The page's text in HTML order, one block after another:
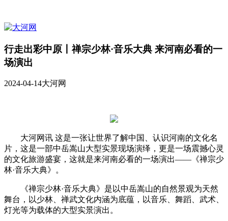
行走出彩中原丨禅宗少林·音乐大典 来河南必看的一
场演出
2024-04-14大河网
大河网讯 这是一张让世界了解中国、认识河南的文化名
片，这是一部中岳嵩山大型实景现场演绎，更是一场震撼心灵
的文化旅游盛宴，这就是来河南必看的一场演出——《禅宗少
林·音乐大典》。
《禅宗少林·音乐大典》是以中岳嵩山的自然景观为天然
舞台，以少林、禅武文化内涵为底蕴，以音乐、舞蹈、武术、
灯光等为载体的大型实景演出。